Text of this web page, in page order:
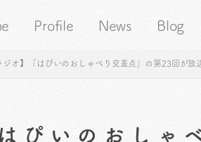
Profile News Blog
ジオ】「はぴいのおしゃべり交差点」の第23回が
ぴいのおしゃ